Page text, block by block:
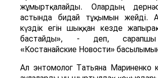
Ғалымдардың түсіндіруінше,
көбеюіне көктемгі су тасқыны әсер
Андрей Андрющенконың айтуынша,
кеткен жәндіктер – астық
қоңыздар. Олар сүттеніп пісу
қатая қоймаған бидай